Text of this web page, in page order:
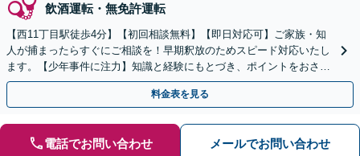
飲酒運転・無免許運転
【西11丁目駅徒歩4分】【初回相談無料】【即日対応可】ご家族・知
人が捕まったらすぐにご相談を！早期釈放のためスピード対応いたし
ます。【少年事件に注力】知識と経験にもとづき、ポイントをおさえ
た事件処理を実施【完全個室】【休日・夜間相談可】
料金表を見る
電話でお問い合わせ メールでお問い合わせ